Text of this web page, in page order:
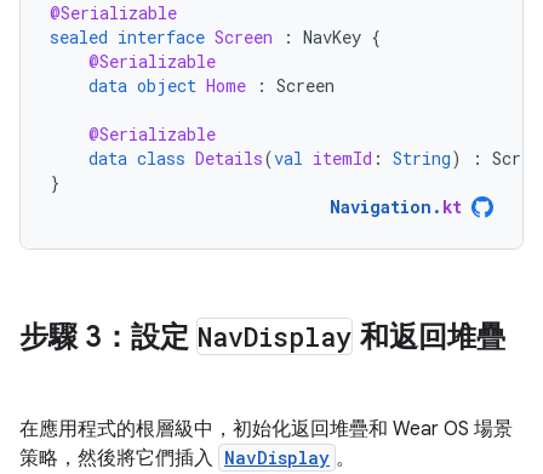
@Serializable
sealed interface Screen : NavKey {
@Serializable
data object Home : Screen
@Serializable
data class Details(val itemId : String) :
}
Navigation . kt
步驟 3：設定 NavDisplay 和返回堆疊
在應用程式的根層級中，初始化返回堆疊和 Wear OS 場景
策略，然後將它們插入 NavDisplay 。